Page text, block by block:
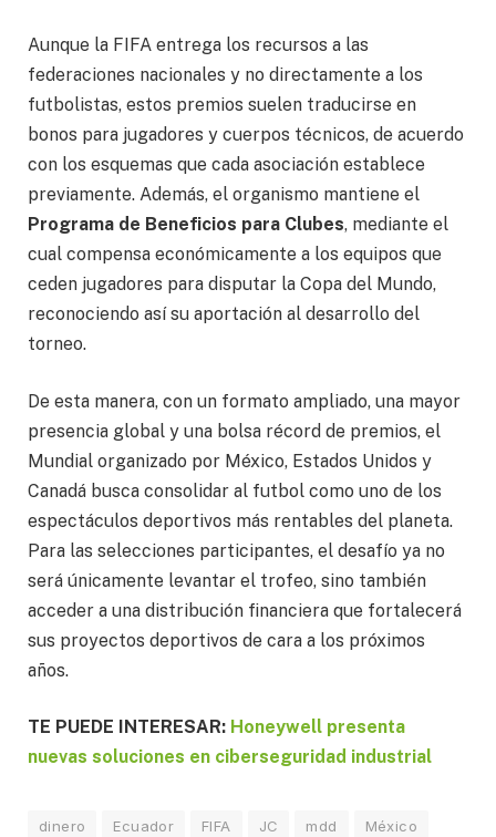
Aunque la FIFA entrega los recursos a las
federaciones nacionales y no directamente a los
futbolistas, estos premios suelen traducirse en
bonos para jugadores y cuerpos técnicos, de acuerdo
con los esquemas que cada asociación establece
previamente. Además, el organismo mantiene el
Programa de Beneficios para Clubes, mediante el
cual compensa económicamente a los equipos que
ceden jugadores para disputar la Copa del Mundo,
reconociendo así su aportación al desarrollo del
torneo.
De esta manera, con un formato ampliado, una mayor
presencia global y una bolsa récord de premios, el
Mundial organizado por México, Estados Unidos y
Canadá busca consolidar al futbol como uno de los
espectáculos deportivos más rentables del planeta.
Para las selecciones participantes, el desafío ya no
será únicamente levantar el trofeo, sino también
acceder a una distribución financiera que fortalecerá
sus proyectos deportivos de cara a los próximos
años.
TE PUEDE INTERESAR: Honeywell presenta
nuevas soluciones en ciberseguridad industrial
dinero Ecuador FIFA JC mdd México